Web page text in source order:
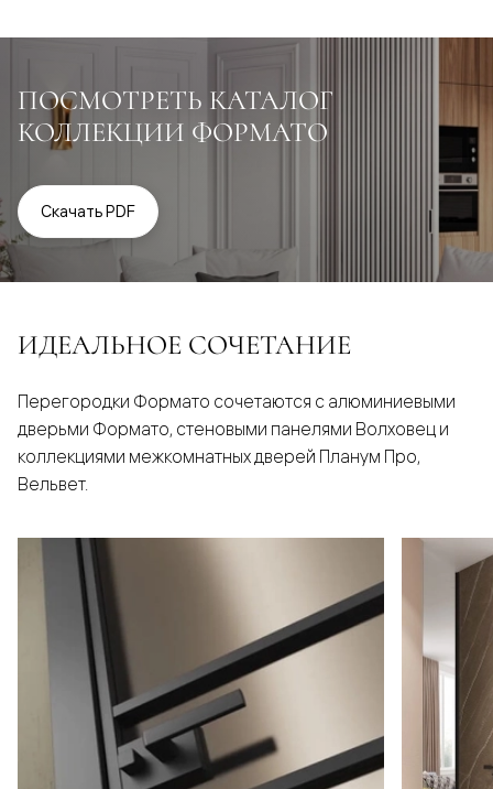
ПОСМОТРЕТЬ КАТАЛОГ
КОЛЛЕКЦИИ ФОРМАТО
Скачать PDF
ИДЕАЛЬНОЕ СОЧЕТАНИЕ
Перегородки Формато сочетаются с алюминиевыми
дверьми Формато, стеновыми панелями Волховец и
коллекциями межкомнатных дверей Планум Про,
Вельвет.